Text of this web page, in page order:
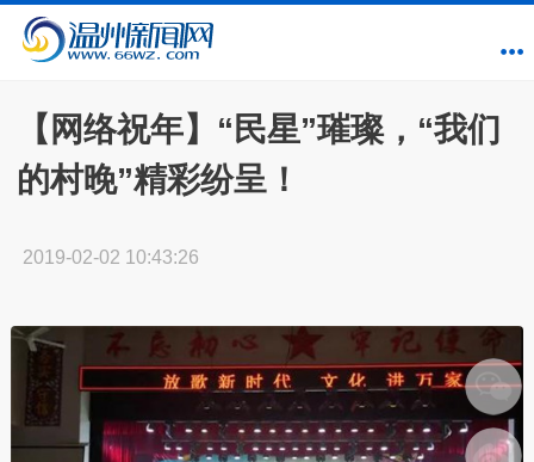
【网络祝年】“民星”璀璨，“我们
的村晚”精彩纷呈！
2019-02-02 10:43:26